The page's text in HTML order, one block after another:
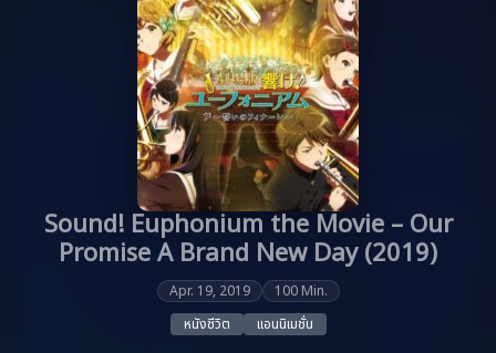
Sound! Euphonium the Movie – Our
Promise A Brand New Day (2019)
Apr. 19, 2019
100 Min.
หนังชีวิต
แอนนิเมชั่น